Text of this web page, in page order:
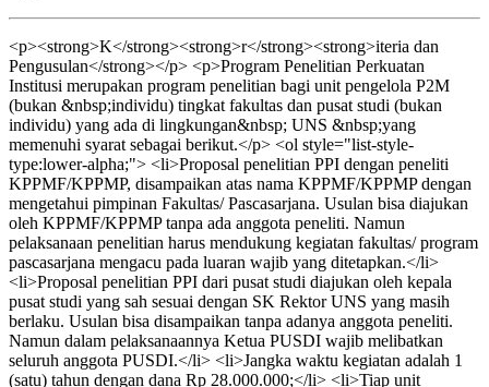
<p><strong>K</strong><strong>r</strong><strong>iteria dan
Pengusulan</strong></p> <p>Program Penelitian Perkuatan
Institusi merupakan program penelitian bagi unit pengelola P2M
(bukan &nbsp;individu) tingkat fakultas dan pusat studi (bukan
individu) yang ada di lingkungan&nbsp; UNS &nbsp;yang
memenuhi syarat sebagai berikut.</p> <ol style="list-style-
type:lower-alpha;"> <li>Proposal penelitian PPI dengan peneliti
KPPMF/KPPMP, disampaikan atas nama KPPMF/KPPMP dengan
mengetahui pimpinan Fakultas/ Pascasarjana. Usulan bisa diajukan
oleh KPPMF/KPPMP tanpa ada anggota peneliti. Namun
pelaksanaan penelitian harus mendukung kegiatan fakultas/ program
pascasarjana mengacu pada luaran wajib yang ditetapkan.</li>
<li>Proposal penelitian PPI dari pusat studi diajukan oleh kepala
pusat studi yang sah sesuai dengan SK Rektor UNS yang masih
berlaku. Usulan bisa disampaikan tanpa adanya anggota peneliti.
Namun dalam pelaksanaannya Ketua PUSDI wajib melibatkan
seluruh anggota PUSDI.</li> <li>Jangka waktu kegiatan adalah 1
(satu) tahun dengan dana Rp 28.000.000;</li> <li>Tiap unit